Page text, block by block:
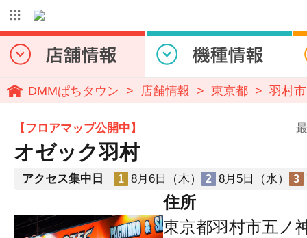
DMMぱちタウン 店舗情報 東京都 羽村市
【フロアマップ公開中】
オゼック羽村
アクセス集中日 1 8月6日（木） 2 8月5日（水） 3
住所
東京都羽村市五ノ